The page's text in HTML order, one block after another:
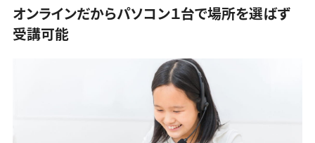
オンラインだからパソコン１台で場所を選ばず
受講可能